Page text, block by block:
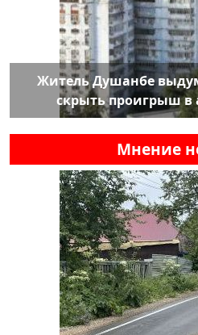
Житель Душанбе
скрыть проигрыш в
Мнение